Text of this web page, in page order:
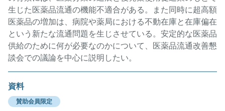
生じた医薬品流通の機能不適合がある。また同時に超高額
医薬品の増加は、病院や薬局における不動在庫と在庫偏在
という新たな流通問題を生じさせている。安定的な医薬品
供給のために何が必要なのかについて、医薬品流通改善懇
談会での議論を中心に説明したい。
資料
賛助会員限定